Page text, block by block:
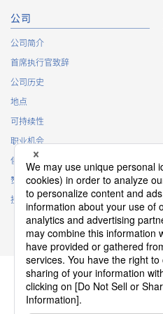
公司
公司简介
首席执行官致辞
公司历史
地点
可持续性
职业机会
俱乐部活动
赞助
接触